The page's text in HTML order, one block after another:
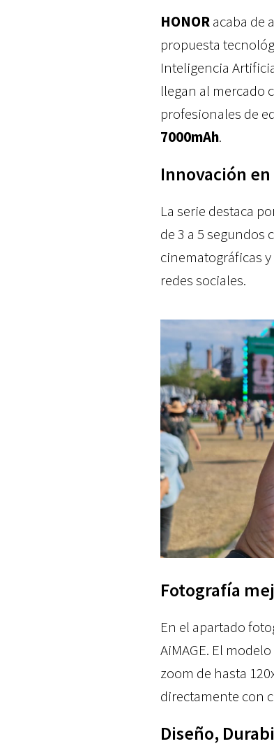
HONORacaba de
propuesta
Inteligencia
llegan al mercado
profesionales de
7000mAh.
Innovación
La serie destaca
de 3 a 5 segundos
cinematográficas
redes sociales.
Fotografía
En el apartado
AiMAGE. El modelo
zoom de hasta
directamente con
Diseño,